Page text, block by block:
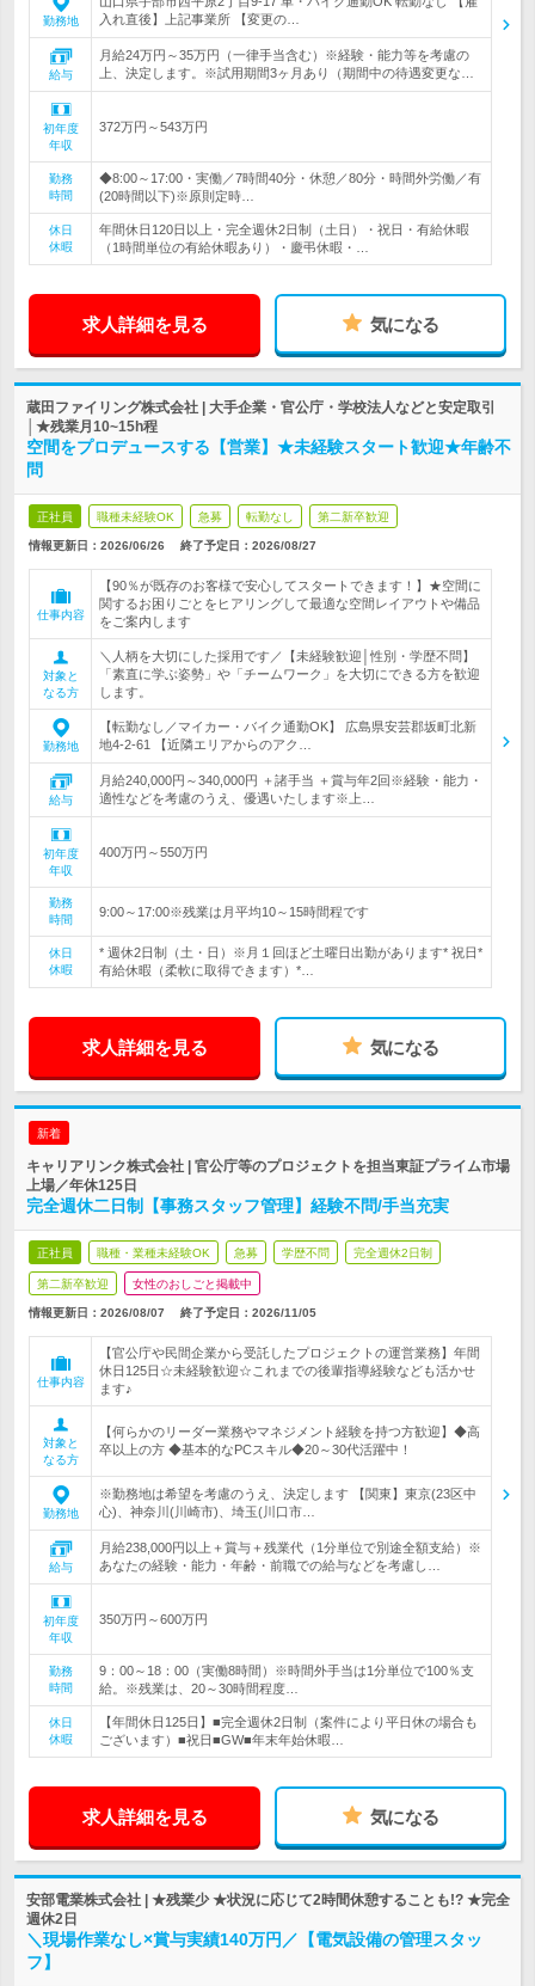
勤務地
入れ直後】上記事業所 【変更の…
給与
月給24万円～35万円（一律手当含む）※経験・能力等を考慮の
上、決定します。※試用期間3ヶ月あり（期間中の待遇変更な…
初年度
年収
372万円～543万円
勤務
時間
◆8:00～17:00・実働／7時間40分・休憩／80分・時間外労働／有
(20時間以下)※原則定時…
休日
休暇
年間休日120日以上・完全週休2日制（土日）・祝日・有給休暇
（1時間単位の有給休暇あり）・慶弔休暇・…
求人詳細を見る 気になる
蔵田ファイリング株式会社 | 大手企業・官公庁・学校法人などと安定取引
│★残業月10~15h程
空間をプロデュースする【営業】★未経験スタート歓迎★年齢不
問
正社員 職種未経験OK 急募 転勤なし 第二新卒歓迎
情報更新日：2026/06/26 終了予定日： 2026/08/27
仕事内容
【90％が既存のお客様で安心してスタートできます！】★空間に
関するお困りごとをヒアリングして最適な空間レイアウトや備品
をご案内します
対象と
なる方
＼人柄を大切にした採用です／【未経験歓迎│性別・学歴不問】
「素直に学ぶ姿勢」や「チームワーク」を大切にできる方を歓迎
します。
勤務地
【転勤なし／マイカー・バイク通勤OK】 広島県安芸郡坂町北新
地4-2-61 【近隣エリアからのアク…
給与
月給240,000円～340,000円 ＋諸手当 ＋賞与年2回※経験・能力・
適性などを考慮のうえ、優遇いたします※上…
初年度
年収
400万円～550万円
勤務
時間
9:00～17:00※残業は月平均10～15時間程です
休日
休暇
* 週休2日制（土・日）※月１回ほど土曜日出勤があります* 祝日*
有給休暇（柔軟に取得できます）*…
求人詳細を見る 気になる
新着
キャリアリンク株式会社 | 官公庁等のプロジェクトを担当東証プライム市場
上場／年休125日
完全週休二日制【事務スタッフ管理】経験不問/手当充実
正社員 職種・業種未経験OK 急募 学歴不問 完全週休2日制
第二新卒歓迎 女性のおしごと掲載中
情報更新日：2026/08/07 終了予定日： 2026/11/05
仕事内容
【官公庁や民間企業から受託したプロジェクトの運営業務】年間
休日125日☆未経験歓迎☆これまでの後輩指導経験なども活かせ
ます♪
対象と
なる方
【何らかのリーダー業務やマネジメント経験を持つ方歓迎】◆高
卒以上の方 ◆基本的なPCスキル◆20～30代活躍中！
勤務地
※勤務地は希望を考慮のうえ、決定します 【関東】東京(23区中
心)、神奈川(川崎市)、埼玉(川口市…
給与
月給238,000円以上＋賞与＋残業代（1分単位で別途全額支給）※
あなたの経験・能力・年齢・前職での給与などを考慮し…
初年度
年収
350万円～600万円
勤務
時間
9：00～18：00（実働8時間）※時間外手当は1分単位で100％支
給。※残業は、20～30時間程度…
休日
休暇
【年間休日125日】■完全週休2日制（案件により平日休の場合も
ございます）■祝日■GW■年末年始休暇…
求人詳細を見る 気になる
安部電業株式会社 | ★残業少 ★状況に応じて2時間休憩することも!? ★完全
週休2日
＼現場作業なし×賞与実績140万円／【電気設備の管理スタッ
フ】